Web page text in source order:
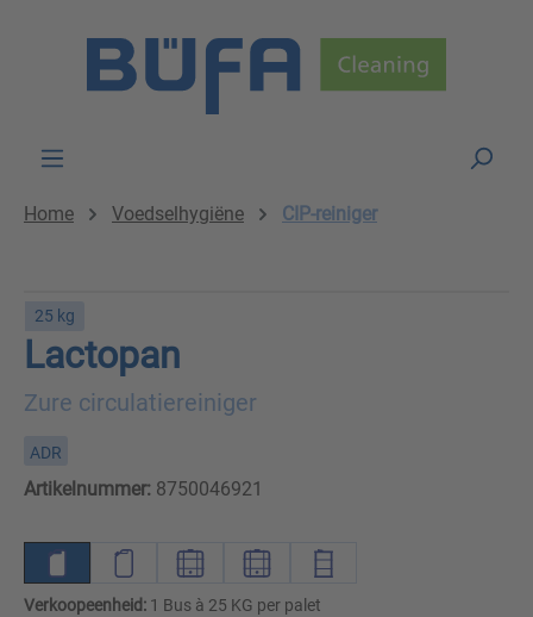
Home Voedselhygiëne CIP-reiniger
25 kg
Lactopan
Zure circulatiereiniger
ADR
Artikelnummer: 8750046921
Verkoopeenheid: 1 Bus à 25 KG per palet